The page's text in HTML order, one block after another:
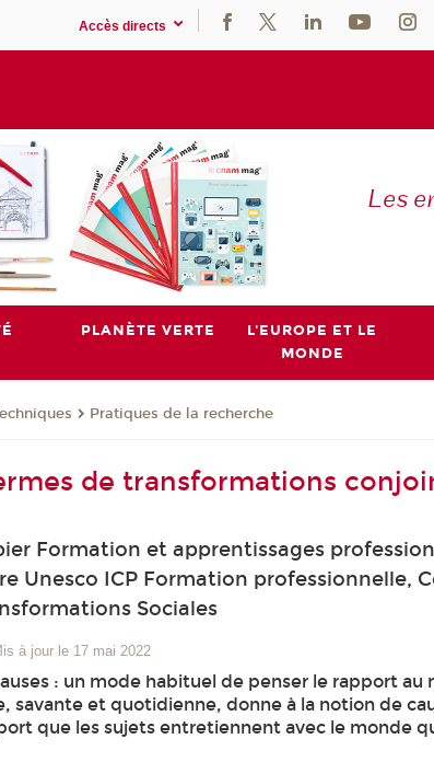
Accès directs
Les
PLANÈTE VERTE
L'EUROPE ET LE
MONDE
Pratiques de la recherche
de transformations
Formation et apprentissages
Unesco ICP Formation professionnelle,
Sociales
à jour le 17 mai 2022
: un mode habituel de penser le rapport au
savante et quotidienne, donne à la notion de
que les sujets entretiennent avec le monde